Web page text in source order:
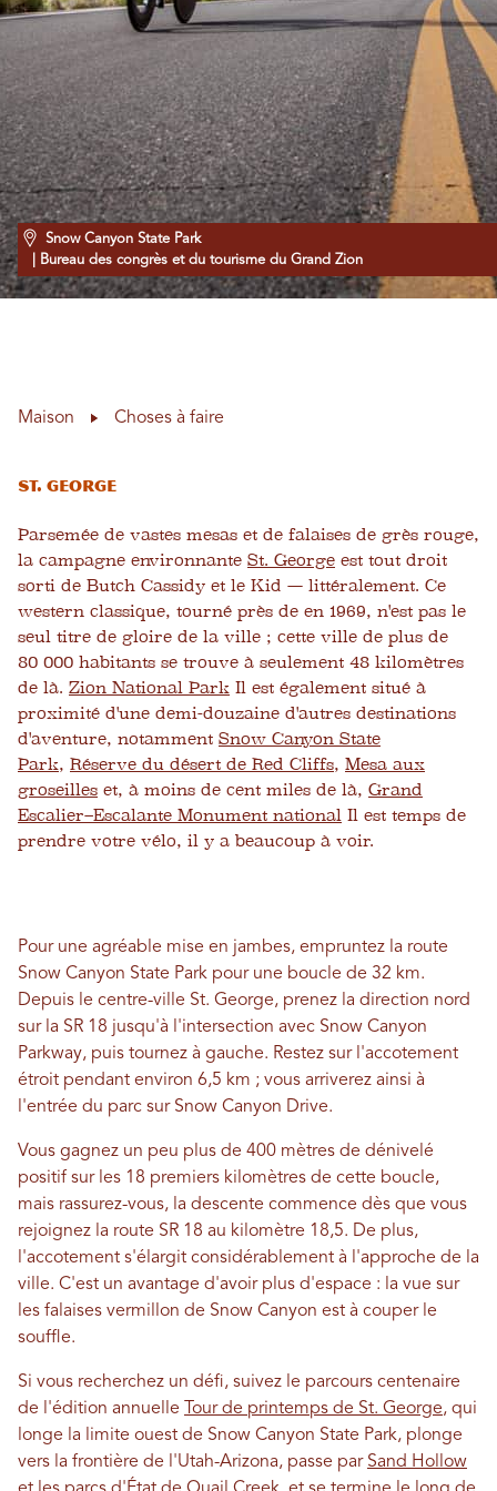
Snow Canyon State Park
| Bureau des congrès et du tourisme du Grand Zion
Maison Choses à faire
St. George
Parsemée de vastes mesas et de falaises de grès rouge,
la campagne environnante St. George est tout droit
sorti de Butch Cassidy et le Kid — littéralement. Ce
western classique, tourné près de en 1969, n'est pas le
seul titre de gloire de la ville ; cette ville de plus de
80 000 habitants se trouve à seulement 48 kilomètres
de là. Zion National Park Il est également situé à
proximité d'une demi-douzaine d'autres destinations
d'aventure, notamment Snow Canyon State
Park, Réserve du désert de Red Cliffs, Mesa aux
groseilles et, à moins de cent miles de là, Grand
Escalier–Escalante Monument national Il est temps de
prendre votre vélo, il y a beaucoup à voir.
Pour une agréable mise en jambes, empruntez la route
Snow Canyon State Park pour une boucle de 32 km.
Depuis le centre-ville St. George, prenez la direction nord
sur la SR 18 jusqu'à l'intersection avec Snow Canyon
Parkway, puis tournez à gauche. Restez sur l'accotement
étroit pendant environ 6,5 km ; vous arriverez ainsi à
l'entrée du parc sur Snow Canyon Drive.
Vous gagnez un peu plus de 400 mètres de dénivelé
positif sur les 18 premiers kilomètres de cette boucle,
mais rassurez-vous, la descente commence dès que vous
rejoignez la route SR 18 au kilomètre 18,5. De plus,
l'accotement s'élargit considérablement à l'approche de la
ville. C'est un avantage d'avoir plus d'espace : la vue sur
les falaises vermillon de Snow Canyon est à couper le
souffle.
Si vous recherchez un défi, suivez le parcours centenaire
de l'édition annuelle
Tour de printemps de St. George, qui
longe la limite ouest de Snow Canyon State Park, plonge
vers la frontière de l'Utah-Arizona, passe par Sand Hollow